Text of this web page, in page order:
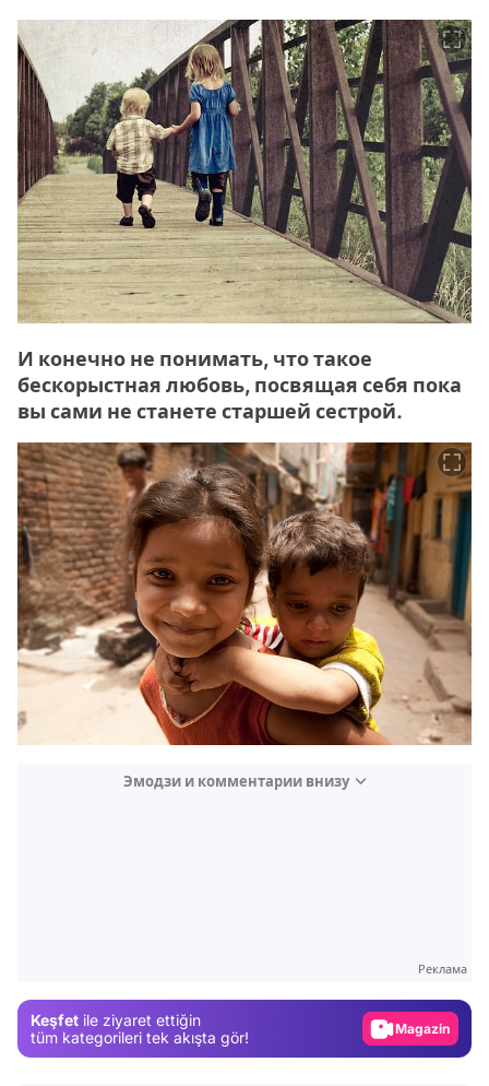
И конечно не понимать, что такое
бескорыстная любовь, посвящая себя пока
вы сами не станете старшей сестрой.
Эмодзи и комментарии внизу
Реклама
Keşfet ile ziyaret ettiğin
tüm kategorileri tek akışta gör!
Video